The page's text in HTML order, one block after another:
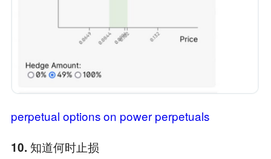
perpetual options on power perpetuals
10. 知道何时止损